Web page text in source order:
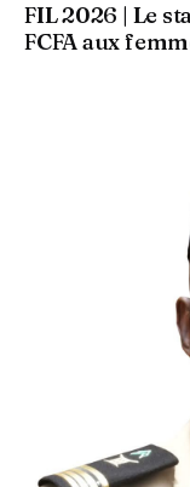
FIL 2026 | Le
FCFA aux